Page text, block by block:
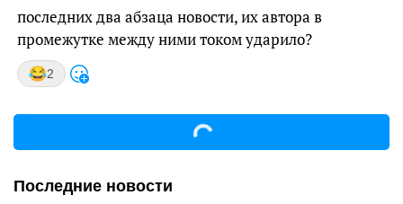
последних два абзаца новости, их автора в
промежутке между ними током ударило?
2
Последние новости